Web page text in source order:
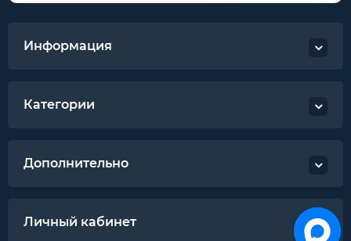
Информация
Категории
Дополнительно
Личный кабинет